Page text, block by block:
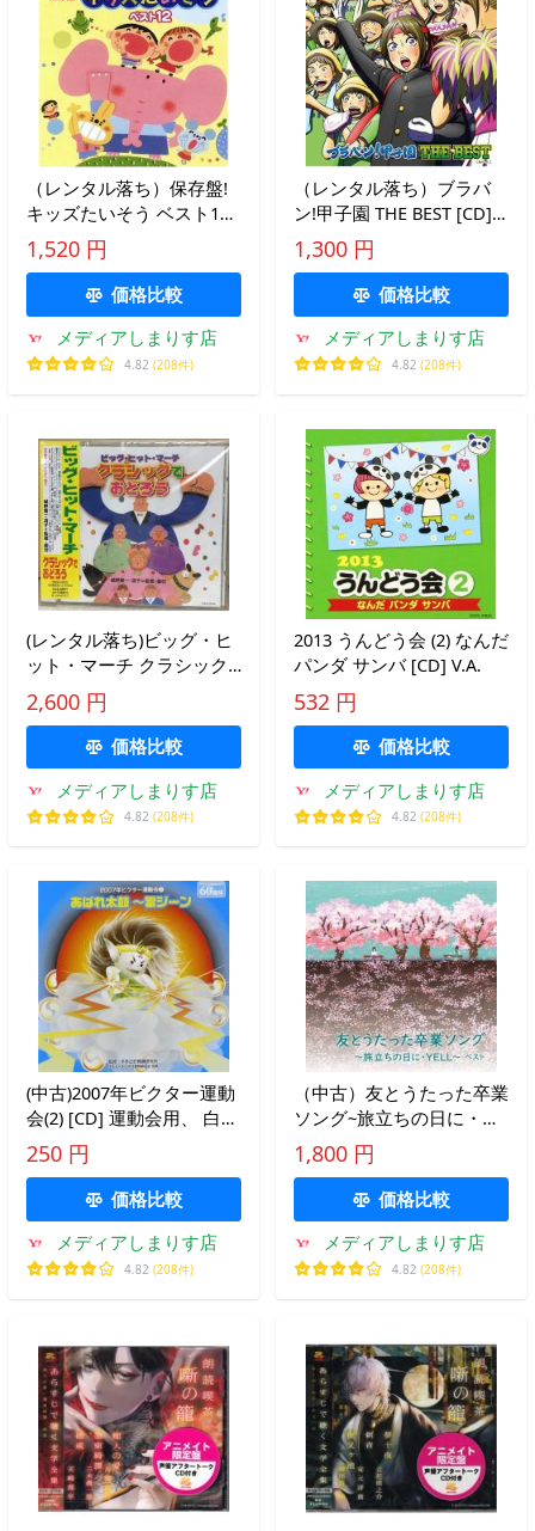
（レンタル落ち）保存盤!
キッズたいそう ベスト12
[CD] VA
1,520 円
価格比較
メディアしまりす店
4.82 (208件)
（レンタル落ち）ブラバ
ン!甲子園 THE BEST [CD]
オムニバス(クラシック) ヴ
ァン・マッコイ 堀幸起 小
島里美 山里佐和子 小林里
美
1,300 円
価格比較
メディアしまりす店
4.82 (208件)
(レンタル落ち)ビッグ・ヒ
ット・マーチ クラシック
でおどろう [CD] 運動会用
2,600 円
価格比較
メディアしまりす店
4.82 (208件)
2013 うんどう会 (2) なんだ
パンダ サンバ [CD] V.A.
532 円
価格比較
メディアしまりす店
4.82 (208件)
(中古)2007年ビクター運動
会(2) [CD] 運動会用、 白神
直子、 藤みち子、 岡部幸
恵、 杉本智孝、 くにたけ
みゆき、 武花千草、 林恵
子 小高桂子
250 円
価格比較
メディアしまりす店
4.82 (208件)
（中古）友とうたった卒業
ソング~旅立ちの日に・
YELL~ ベスト キング・ベ
スト・セレクト・ライブラ
リー2021 [CD] VA
1,800 円
価格比較
メディアしまりす店
4.82 (208件)